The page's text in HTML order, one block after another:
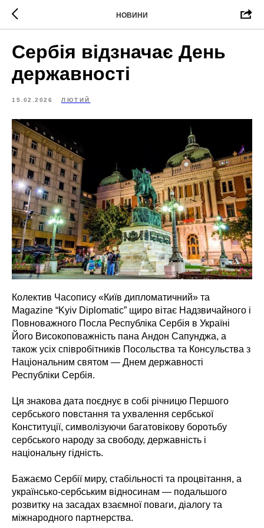
НОВИНИ
Сербія відзначає День
державності
15.02.2026 ЛЮТИЙ
Колектив Часопису «Київ дипломатичний» та
Magazine “Kyiv Diplomatic” щиро вітає Надзвичайного і
Повноважного Посла Республіка Сербія в Україні
Його Високоповажність пана Андон Сапунджа, а
також усіх співробітників Посольства та Консульства з
Національним святом — Днем державності
Республіки Сербія.
Ця знакова дата поєднує в собі річницю Першого
сербського повстання та ухвалення сербської
Конституції, символізуючи багатовікову боротьбу
сербського народу за свободу, державність і
національну гідність.
Бажаємо Сербії миру, стабільності та процвітання, а
українсько-сербським відносинам — подальшого
розвитку на засадах взаємної поваги, діалогу та
міжнародного партнерства.